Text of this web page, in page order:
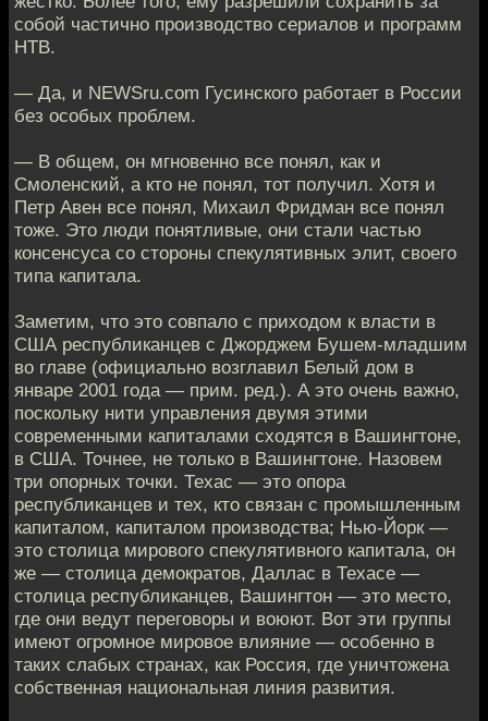
собой частично производство сериалов и программ
НТВ.
— Да, и NEWSru.com Гусинского работает в России
без особых проблем.
— В общем, он мгновенно все понял, как и
Смоленский, а кто не понял, тот получил. Хотя и
Петр Авен все понял, Михаил Фридман все понял
тоже. Это люди понятливые, они стали частью
консенсуса со стороны спекулятивных элит, своего
типа капитала.
Заметим, что это совпало с приходом к власти в
США республиканцев с Джорджем Бушем-младшим
во главе (официально возглавил Белый дом в
январе 2001 года — прим. ред.). А это очень важно,
поскольку нити управления двумя этими
современными капиталами сходятся в Вашингтоне,
в США. Точнее, не только в Вашингтоне. Назовем
три опорных точки. Техас — это опора
республиканцев и тех, кто связан с промышленным
капиталом, капиталом производства; Нью-Йорк —
это столица мирового спекулятивного капитала, он
же — столица демократов, Даллас в Техасе —
столица республиканцев, Вашингтон — это место,
где они ведут переговоры и воюют. Вот эти группы
имеют огромное мировое влияние — особенно в
таких слабых странах, как Россия, где уничтожена
собственная национальная линия развития.